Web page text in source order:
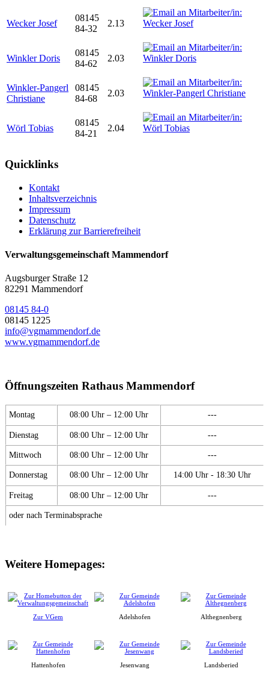
Wecker Josef
08145
84-32
2.13
Winkler Doris
08145
84-62
2.03
Winkler-Pangerl
Christiane
08145
84-68
2.03
Wörl Tobias
08145
84-21
2.04
Quicklinks
Kontakt
Inhaltsverzeichnis
Impressum
Datenschutz
Erklärung zur Barrierefreiheit
Verwaltungsgemeinschaft Mammendorf
Augsburger Straße 12
82291 Mammendorf
08145 84-0
08145 1225
info@vgmammendorf.de
www.vgmammendorf.de
Öffnungszeiten Rathaus Mammendorf
Montag 08:00 Uhr – 12:00 Uhr ---
Dienstag 08:00 Uhr – 12:00 Uhr ---
Mittwoch 08:00 Uhr – 12:00 Uhr ---
Donnerstag 08:00 Uhr – 12:00 Uhr 14:00 Uhr - 18:30 Uhr
Freitag 08:00 Uhr – 12:00 Uhr ---
oder nach Terminabsprache
Weitere Homepages:
Zur VGem Adelshofen Althegnenberg
Hattenhofen Jesenwang Landsberied